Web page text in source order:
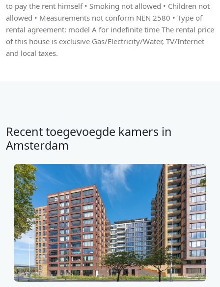
to pay the rent himself • Smoking not allowed • Children not
allowed • Measurements not conform NEN 2580 • Type of
rental agreement: model A for indefinite time The rental price
of this house is exclusive Gas/Electricity/Water, TV/Internet
and local taxes.
Recent toegevoegde kamers in
Amsterdam